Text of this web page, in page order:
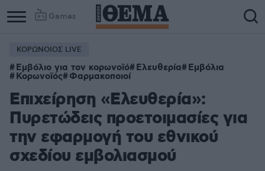
Games
ΚΟΡΩΝΟΙΟΣ LIVE
Εμβόλιο για τον κορωνοϊό Ελευθερία Εμβόλια
Κορωνοϊός Φαρμακοποιοί
Επιχείρηση «Ελευθερία»:
Πυρετώδεις προετοιμασίες για
την εφαρμογή του εθνικού
σχεδίου εμβολιασμού